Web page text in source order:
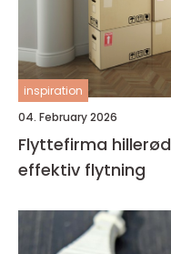
inspiration
04. February 2026
Flyttefirma hillerød sådan får du en tryg og
effektiv flytning